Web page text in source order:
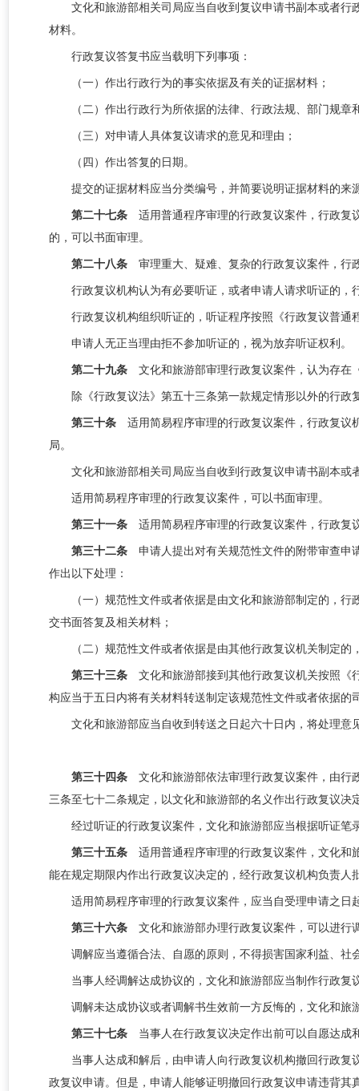
文化和旅游部相关司局应当自收到复议申请书副本或者
材料。
行政复议答复书应当载明下列事项：
（一）作出行政行为的事实依据及有关的证据材料；
（二）作出行政行为所依据的法律、行政法规、部门规
（三）对申请人具体复议请求的意见和理由；
（四）作出答复的日期。
提交的证据材料应当分类编号，并简要说明证据材料的来
第二十七条 适用普通程序审理的行政复议案件，行政
的，可以书面审理。
第二十八条 审理重大、疑难、复杂的行政复议案件，行
行政复议机构认为有必要听证，或者申请人请求听证的，
行政复议机构组织听证的，听证程序按照《行政复议普通
申请人无正当理由拒不参加听证的，视为放弃听证权利。
第二十九条 文化和旅游部审理行政复议案件，认为存
除《行政复议法》第五十三条第一款规定情形以外的行
第三十条 适用简易程序审理的行政复议案件，行政复
局。
文化和旅游部相关司局应当自收到行政复议申请书副本
适用简易程序审理的行政复议案件，可以书面审理。
第三十一条 适用简易程序审理的行政复议案件，行政
第三十二条 申请人提出对有关规范性文件的附带审查
作出以下处理：
（一）规范性文件或者依据是由文化和旅游部制定的，
交书面答复及相关材料；
（二）规范性文件或者依据是由其他行政复议机关制定的
第三十三条 文化和旅游部接到其他行政复议机关按照
构应当于五日内将有关材料转送制定该规范性文件或者依据的
文化和旅游部应当自收到转送之日起六十日内，将处理意
第三十四条 文化和旅游部依法审理行政复议案件，由
三条至七十二条规定，以文化和旅游部的名义作出行政复议决
经过听证的行政复议案件，文化和旅游部应当根据听证
第三十五条 适用普通程序审理的行政复议案件，文化
能在规定期限内作出行政复议决定的，经行政复议机构负责
适用简易程序审理的行政复议案件，应当自受理申请之日
第三十六条 文化和旅游部办理行政复议案件，可以进行
调解应当遵循合法、自愿的原则，不得损害国家利益、
当事人经调解达成协议的，文化和旅游部应当制作行政
调解未达成协议或者调解书生效前一方反悔的，文化和
第三十七条 当事人在行政复议决定作出前可以自愿达
当事人达成和解后，由申请人向行政复议机构撤回行政
政复议申请。但是，申请人能够证明撤回行政复议申请违背其